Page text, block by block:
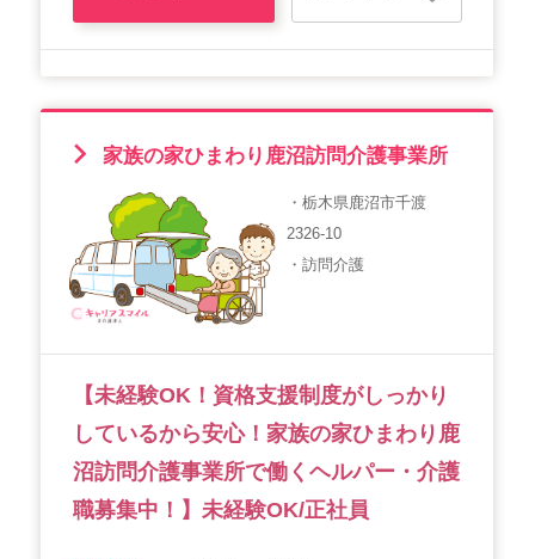
家族の家ひまわり鹿沼訪問介護事業所
・栃木県鹿沼市千渡
2326-10
・訪問介護
【未経験OK！資格支援制度がしっかり
しているから安心！家族の家ひまわり鹿
沼訪問介護事業所で働くヘルパー・介護
職募集中！】未経験OK/正社員